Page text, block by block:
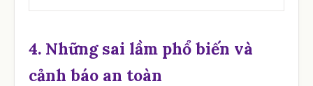
4. Những sai lầm phổ biến và
cảnh báo an toàn